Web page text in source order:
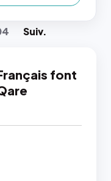
Suiv.
font